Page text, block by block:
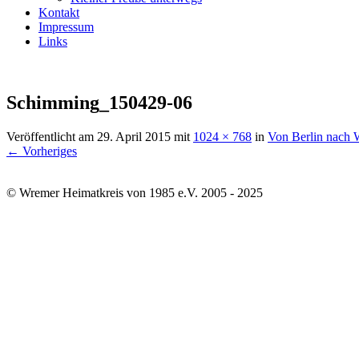
Kontakt
Impressum
Links
Schimming_150429-06
Veröffentlicht am 29. April 2015 mit 1024 × 768 in Von Berlin nach
← Vorheriges
© Wremer Heimatkreis von 1985 e.V. 2005 - 2025